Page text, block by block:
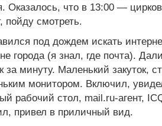
Оказалось, что в 13:00 —
пойду смотреть.
под дождем искать
города (я знал, где почта).
за минуту. Маленький закуток,
монитором. Включил,
рабочий стол, mail.ru-агент,
привел в приличный вид.